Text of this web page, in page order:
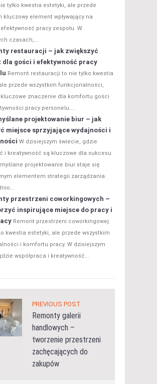
tylko kwestia estetyki, ale przede
kluczowy element wpływający na
pracy zespołu. W
czasach,...
restauracji – jak zwiększyć
dla gości i efektywność pracy
Remont restauracji to nie tylko kwestia
przede wszystkim funkcjonalności,
znaczenie dla komfortu gości
pracy personelu....
projektowanie biur – jak
miejsce sprzyjające wydajności i
W dzisiejszym świecie, gdzie
i kreatywność są kluczowe dla sukcesu
projektowanie biur staje się
elementem strategii zarządzania.
przestrzeni coworkingowych –
inspirujące miejsce do pracy i
Remont przestrzeni coworkingowej
kwestia estetyki, ale przede wszystkim
i komfortu pracy. W dzisiejszym
współpraca i kreatywność...
PREVIOUS POST
Remonty galerii
handlowych –
tworzenie przestrzeni
zachęcających do
zakupów